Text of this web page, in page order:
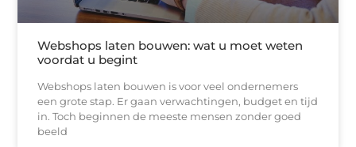
Webshops laten bouwen: wat u moet weten
voordat u begint
Webshops laten bouwen is voor veel ondernemers
een grote stap. Er gaan verwachtingen, budget en tijd
in. Toch beginnen de meeste mensen zonder goed
beeld